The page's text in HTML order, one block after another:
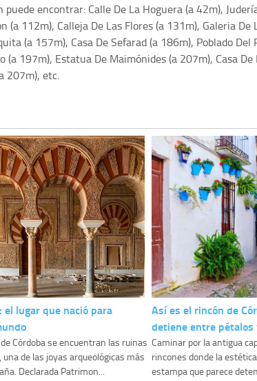
encontrar: Calle De La Hoguera (a 42m),
(a 112m), Calleja De Las Flores (a 131m), Galeria De
(a 157m), Casa De Sefarad (a 186m), Poblado Del
(a 197m), Estatua De Maimónides (a 207m), Casa De
207m), etc.
el lugar que nació para
Córdoba se encuentran las ruinas
de las joyas arqueológicas más
Declarada Patrimon...
Así es el rincón de
detiene entre pétalos
Caminar por la antigua
rincones donde la
estampa que parece